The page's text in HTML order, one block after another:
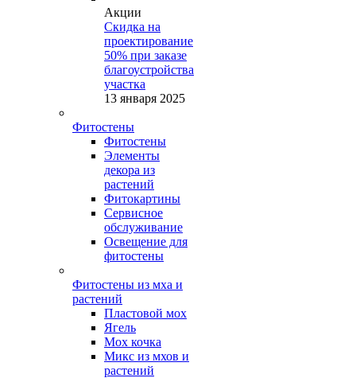
Акции
Скидка на
проектирование
50% при заказе
благоустройства
участка
13 января 2025
Фитостены
Фитостены
Элементы
декора из
растений
Фитокартины
Сервисное
обслуживание
Освещение для
фитостены
Фитостены из мха и
растений
Пластовой мох
Ягель
Мох кочка
Микс из мхов и
растений